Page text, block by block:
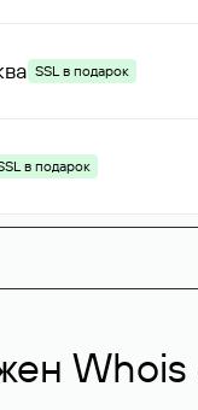
SSL в подарок
в подарок